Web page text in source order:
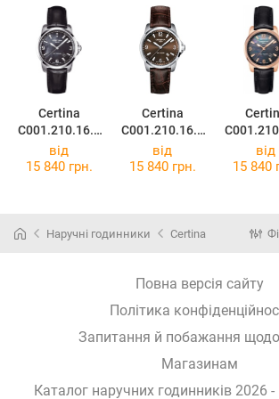
Certina
C001.210.16.1
26.00
Certina
C001.210.16.2
97.00
27.00
від
15 840 грн.
від
15 840 грн.
від
15 840
Наручні годинники Certina
Повна версія сайту
Політика
Запитання й побажання
Магазинам
Каталог наручних годинників 2026 -